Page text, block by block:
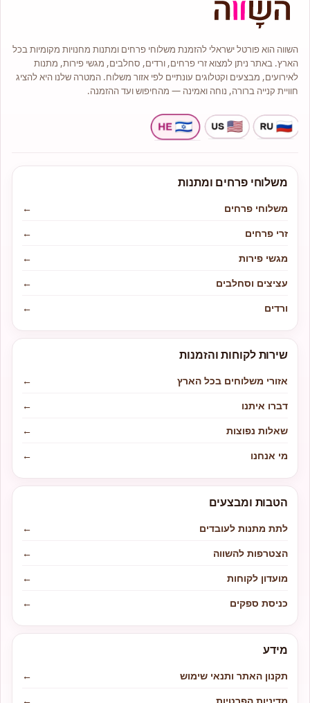
השווה הוא פורטל ישראלי להזמנת משלוחי פרחים ומתנות מחנויות מקומיות בכל
הארץ. באתר ניתן למצוא זרי פרחים, ורדים, סחלבים, מגשי פירות, מתנות
לאירועים, מבצעים וקטלוגים עונתיים לפי אזור משלוח. המטרה שלנו היא להציג
חוויית קנייה ברורה, נוחה ואמינה — מהחיפוש ועד ההזמנה.
משלוחי פרחים ומתנות
משלוחי פרחים
←
זרי פרחים
←
מגשי פירות
←
עציצים וסחלבים
←
ורדים
←
שירות לקוחות והזמנות
אזורי משלוחים בכל הארץ
←
דברו איתנו
←
שאלות נפוצות
←
מי אנחנו
←
הטבות ומבצעים
לתת מתנות לעובדים
←
הצטרפות להשווה
←
מועדון לקוחות
←
כניסת ספקים
←
מידע
תקנון האתר ותנאי שימוש
←
מדיניות הפרטיות
←